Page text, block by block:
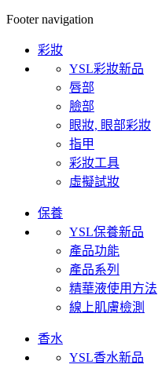
Footer navigation
彩妝
YSL彩妝新品
唇部
臉部
眼妝, 眼部彩妝
指甲
彩妝工具
虛擬試妝
保養
YSL保養新品
產品功能
產品系列
精華液使用方法
線上肌膚檢測
香水
YSL香水新品